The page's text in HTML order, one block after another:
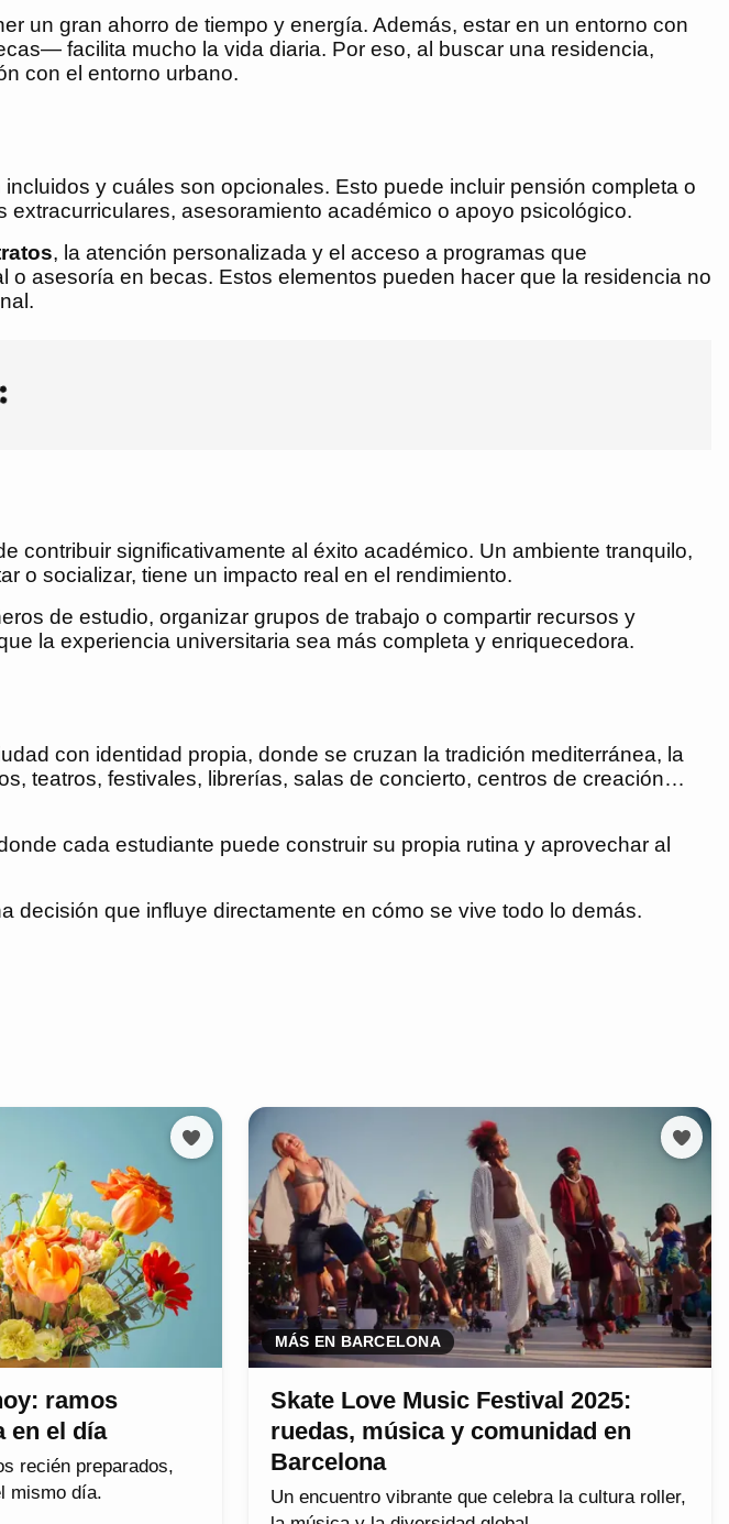
un gran ahorro de tiempo y energía. Además, estar en un entorno con
facilita mucho la vida diaria. Por eso, al buscar una residencia,
con el entorno urbano.
y cuáles son opcionales. Esto puede incluir pensión completa o
asesoramiento académico o apoyo psicológico.
, la atención personalizada y el acceso a programas que
asesoría en becas. Estos elementos pueden hacer que la residencia no
contribuir significativamente al éxito académico. Un ambiente tranquilo,
o socializar, tiene un impacto real en el rendimiento.
de estudio, organizar grupos de trabajo o compartir recursos y
la experiencia universitaria sea más completa y enriquecedora.
con identidad propia, donde se cruzan la tradición mediterránea, la
teatros, festivales, librerías, salas de concierto, centros de creación…
cada estudiante puede construir su propia rutina y aprovechar al
decisión que influye directamente en cómo se vive todo lo demás.
ramos
en el día
recién preparados,
mismo día.
MÁS EN BARCELONA
Skate Love Music Festival 2025:
ruedas, música y comunidad en
Barcelona
Un encuentro vibrante que celebra la cultura roller,